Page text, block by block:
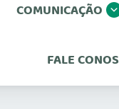
COMUNICAÇÃO
FALE